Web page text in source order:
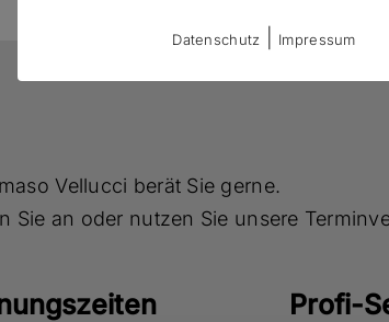
Vellucci berät Sie gerne.
Sie an oder nutzen Sie unsere
Profi-
Datenschutz Impressum